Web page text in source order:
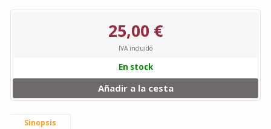
25,00 €
IVA incluido
En stock
Añadir a la cesta
Sinopsis